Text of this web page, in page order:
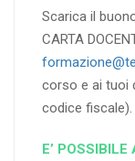
Scarica il
CARTA
corso e ai tuoi
codice fiscale).
E’